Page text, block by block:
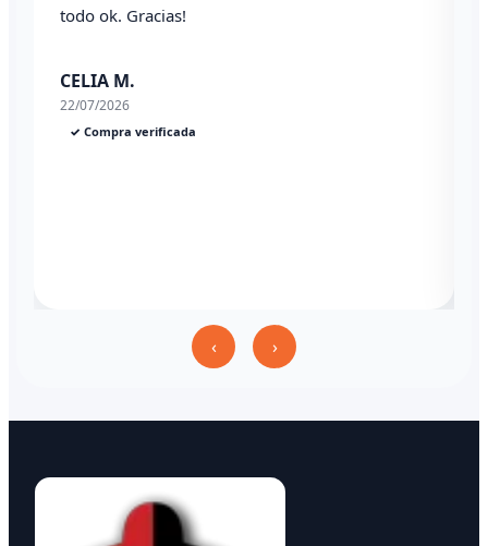
‹
todo ok. Gracias!
CELIA M.
22/07/2026
✓ Compra verificada
›